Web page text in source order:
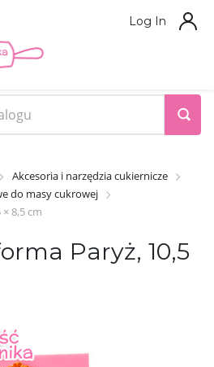
Log In
Akcesoria i narzędzia cukiernicze
do masy cukrowej
8,5 cm
Paryż, 10,5